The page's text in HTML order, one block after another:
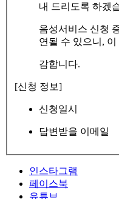
내 드리도록 하겠
음성서비스 신청
연될 수 있으니,
감합니다.
[신청 정보]
신청일시
답변받을 이메일
인스타그램
페이스북
유튜브